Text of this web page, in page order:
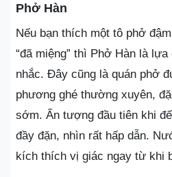
Phở Hàn
Nếu bạn thích một tô phở
“đã miệng” thì Phở Hàn là
nhắc. Đây cũng là quán phở
phương ghé thường xuyên,
sớm. Ấn tượng đầu tiên khi
đầy đặn, nhìn rất hấp dẫn.
kích thích vị giác ngay từ khi